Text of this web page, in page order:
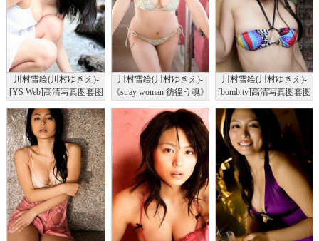
川村雪绘(川村ゆきえ)-
[YS Web]高清写真图套图
川村雪绘(川村ゆきえ)-
《stray woman 彷徨う魂》
清写真图
川村雪绘(川村ゆきえ)-
[bomb.tv]高清写真图套图